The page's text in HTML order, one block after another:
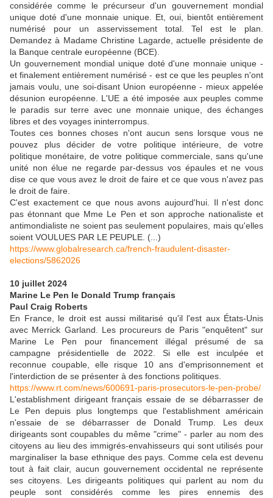
considérée comme le précurseur d'un gouvernement mondial
unique doté d'une monnaie unique. Et, oui, bientôt entièrement
numérisé pour un asservissement total. Tel est le plan.
Demandez à Madame Christine Lagarde, actuelle présidente de
la Banque centrale européenne (BCE).
Un gouvernement mondial unique doté d'une monnaie unique -
et finalement entièrement numérisé - est ce que les peuples n'ont
jamais voulu, une soi-disant Union européenne - mieux appelée
désunion européenne. L'UE a été imposée aux peuples comme
le paradis sur terre avec une monnaie unique, des échanges
libres et des voyages ininterrompus.
Toutes ces bonnes choses n'ont aucun sens lorsque vous ne
pouvez plus décider de votre politique intérieure, de votre
politique monétaire, de votre politique commerciale, sans qu'une
unité non élue ne regarde par-dessus vos épaules et ne vous
dise ce que vous avez le droit de faire et ce que vous n'avez pas
le droit de faire.
C'est exactement ce que nous avons aujourd'hui. Il n'est donc
pas étonnant que Mme Le Pen et son approche nationaliste et
antimondialiste ne soient pas seulement populaires, mais qu'elles
soient VOULUES PAR LE PEUPLE. (...)
https://www.globalresearch.ca/french-fraudulent-disaster-
elections/5862026
10 juillet 2024
Marine Le Pen le Donald Trump français
Paul Craig Roberts
En France, le droit est aussi militarisé qu'il l'est aux États-Unis
avec Merrick Garland. Les procureurs de Paris "enquêtent" sur
Marine Le Pen pour financement illégal présumé de sa
campagne présidentielle de 2022. Si elle est inculpée et
reconnue coupable, elle risque 10 ans d'emprisonnement et
l'interdiction de se présenter à des fonctions politiques.
https://www.rt.com/news/600691-paris-prosecutors-le-pen-probe/
L'establishment dirigeant français essaie de se débarrasser de
Le Pen depuis plus longtemps que l'establishment américain
n'essaie de se débarrasser de Donald Trump. Les deux
dirigeants sont coupables du même "crime" - parler au nom des
citoyens au lieu des immigrés-envahisseurs qui sont utilisés pour
marginaliser la base ethnique des pays. Comme cela est devenu
tout à fait clair, aucun gouvernement occidental ne représente
ses citoyens. Les dirigeants politiques qui parlent au nom du
peuple sont considérés comme les pires ennemis des